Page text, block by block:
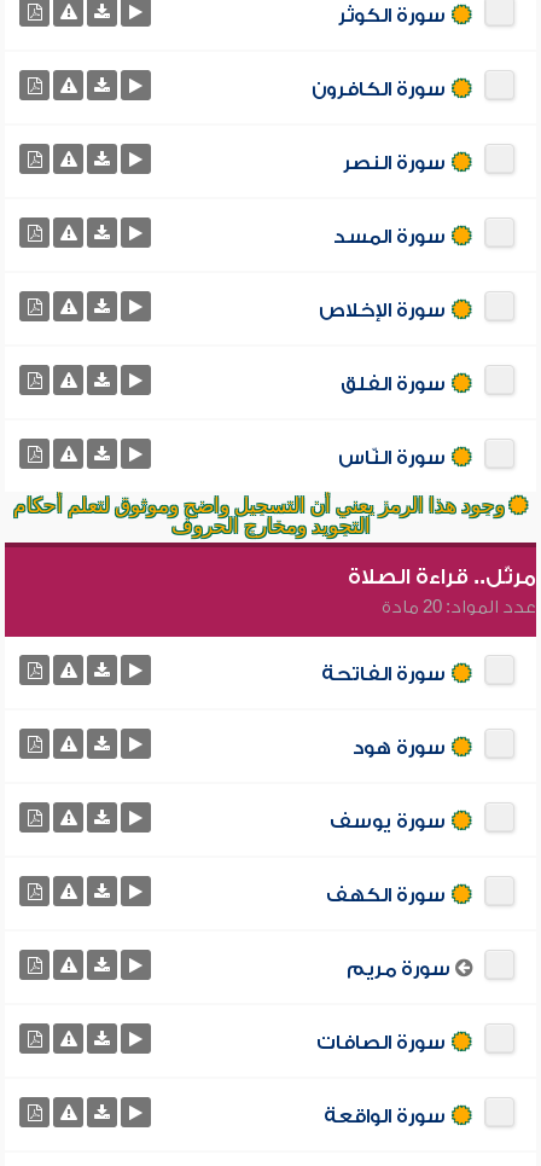
سورة الكوثر
سورة الكافرون
سورة النصر
سورة المسد
سورة الإخلاص
سورة الفلق
سورة النّاس
وجود هذا الرمز يعني أن التسجيل واضح وموثوق لتعلم أحكام
التجويد ومخارج الحروف
مرتّل.. قراءة الصلاة
عدد المواد: 20 مادة
سورة الفاتحة
سورة هود
سورة يوسف
سورة الكهف
سورة مريم
سورة الصافات
سورة الواقعة